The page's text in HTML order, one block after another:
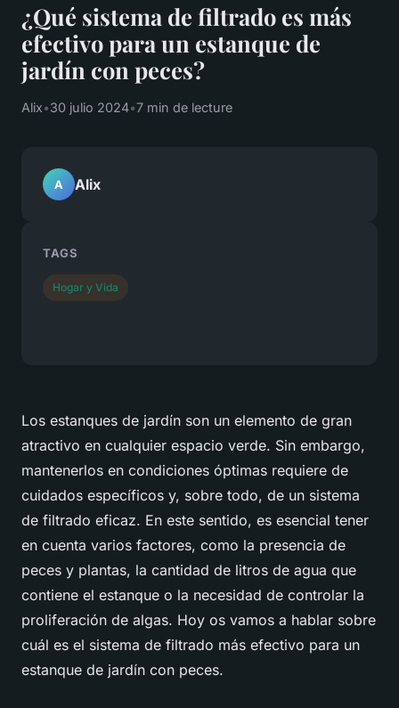
¿Qué sistema de filtrado es más
efectivo para un estanque de
jardín con peces?
Alix•30 julio 2024•7 min de lecture
Los estanques de jardín son un elemento de gran
atractivo en cualquier espacio verde. Sin embargo,
mantenerlos en condiciones óptimas requiere de
cuidados específicos y, sobre todo, de un sistema
de filtrado eficaz. En este sentido, es esencial tener
en cuenta varios factores, como la presencia de
peces y plantas, la cantidad de litros de agua que
contiene el estanque o la necesidad de controlar la
proliferación de algas. Hoy os vamos a hablar sobre
cuál es el sistema de filtrado más efectivo para un
estanque de jardín con peces.
A Alix
TAGS
Hogar y Vida